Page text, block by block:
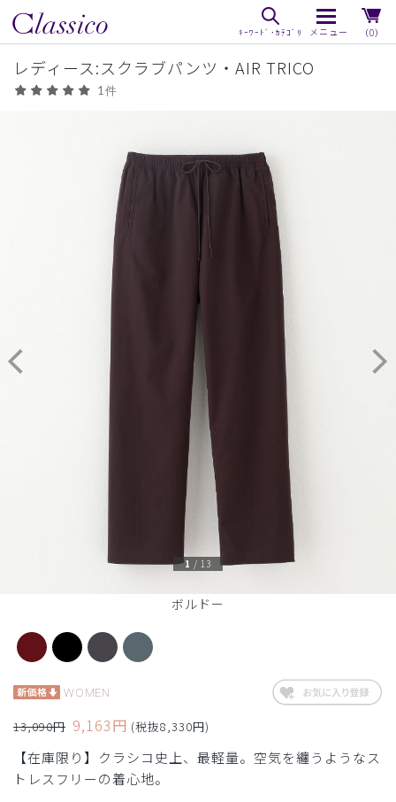
（0）
レディース:スクラブパンツ・AIR TRICO
1件
ボルドー
1 / 13
WOMEN
13,090円 9,163円 (税抜8,330円)
【在庫限り】クラシコ史上、最軽量。空気を纏うようなス
トレスフリーの着心地。